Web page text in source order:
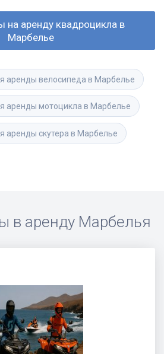
на аренду квадроцикла в
Марбелье
аренды велосипеда в Марбелье
аренды мотоцикла в Марбелье
аренды скутера в Марбелье
в аренду Марбелья